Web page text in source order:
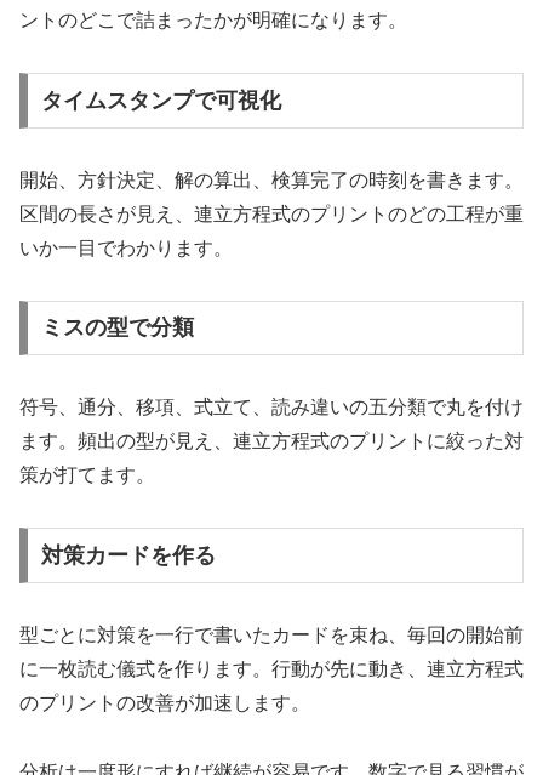
ントのどこで詰まったかが明確になります。
タイムスタンプで可視化
開始、方針決定、解の算出、検算完了の時刻を書きます。
区間の長さが見え、連立方程式のプリントのどの工程が重
いか一目でわかります。
ミスの型で分類
符号、通分、移項、式立て、読み違いの五分類で丸を付け
ます。頻出の型が見え、連立方程式のプリントに絞った対
策が打てます。
対策カードを作る
型ごとに対策を一行で書いたカードを束ね、毎回の開始前
に一枚読む儀式を作ります。行動が先に動き、連立方程式
のプリントの改善が加速します。